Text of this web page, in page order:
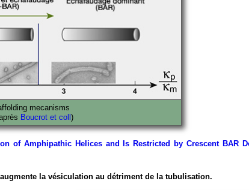
mecanisms
Boucrot et coll)
of Amphipathic Helices and Is Restricted by Crescent BAR
la vésiculation au détriment de la tubulisation.